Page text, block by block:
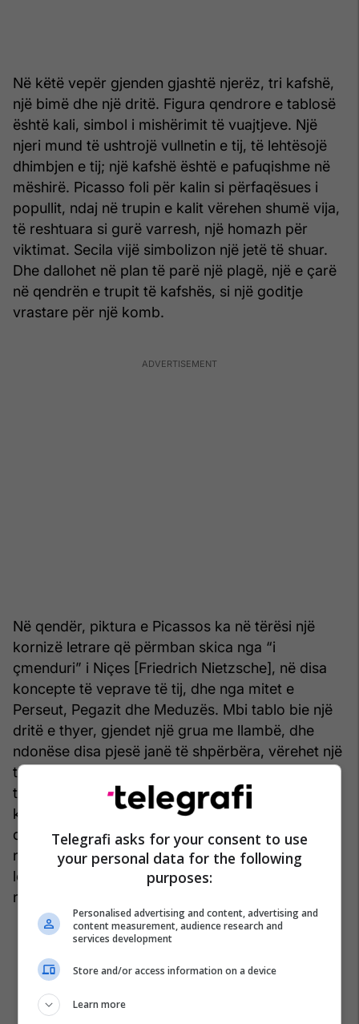
Në këtë vepër gjenden gjashtë njerëz, tri kafshë,
një bimë dhe një dritë. Figura qendrore e tablosë
është kali, simbol i mishërimit të vuajtjeve. Një
njeri mund të ushtrojë vullnetin e tij, të lehtësojë
dhimbjen e tij; një kafshë është e pafuqishme në
mëshirë. Picasso foli për kalin si përfaqësues i
popullit, ndaj në trupin e kalit vërehen shumë vija,
të reshtuara si gurë varresh, një homazh për
viktimat. Secila vijë simbolizon një jetë të shuar.
Dhe dallohet në plan të parë një plagë, një e çarë
në qendrën e trupit të kafshës, si një goditje
vrastare për një komb.
Në qendër, piktura e Picassos ka në tërësi një
kornizë letrare që përmban skica nga “i
çmenduri” i Niçes [Friedrich Nietzsche], në disa
koncepte të veprave të tij, dhe nga mitet e
Perseut, Pegazit dhe Meduzës. Mbi tablo bie një
dritë e thyer, gjendet një grua me llambë, dhe
ndonëse disa pjesë janë të shpërbëra, vërehet një
trup i zbërthyer në fund. Në kompozim vërehen
tragjedi të mëdha njerëzore si një nënë duke i
klithur me dhimbje qiellit me fëmijën e pajetë në
duar, apo figura në të djathtë kërkon shpëtimin
nga rrënojat, por edhe motive të marra nga
letërsia, krishterimi dhe mitologjia, të cilat janë
ndërthurur me tragjedinë e Gernikës.
Telegrafi asks for your consent to use
your personal data for the following
purposes:
Personalised advertising and content, advertising and
content measurement, audience research and
services development
Store and/or access information on a device
Learn more